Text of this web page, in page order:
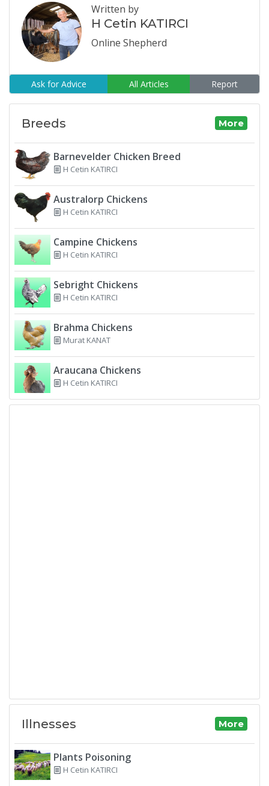
Written by
H Cetin KATIRCI
Online Shepherd
Ask for Advice All Articles Report
Breeds More
Barnevelder Chicken Breed
H Cetin KATIRCI
Australorp Chickens
H Cetin KATIRCI
Campine Chickens
H Cetin KATIRCI
Sebright Chickens
H Cetin KATIRCI
Brahma Chickens
Murat KANAT
Araucana Chickens
H Cetin KATIRCI
Illnesses More
Plants Poisoning
H Cetin KATIRCI